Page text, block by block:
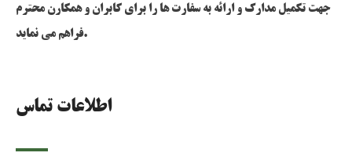
اطلاعات تماس
جهت تکمیل مدارک و ارائه به سفارت ها را برای کابران و همکارن محترم
فراهم می نماید.